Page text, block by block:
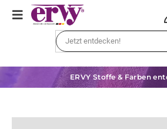
ERVY Stoffe & Farben